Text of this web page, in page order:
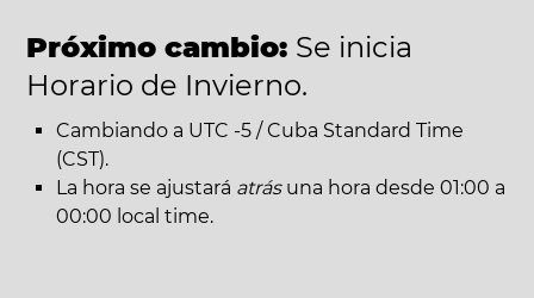
Próximo cambio: Se inicia
Horario de Invierno.
Cambiando a UTC -5 / Cuba Standard Time
(CST).
La hora se ajustará atrásuna hora desde 01:00 a
00:00 local time.